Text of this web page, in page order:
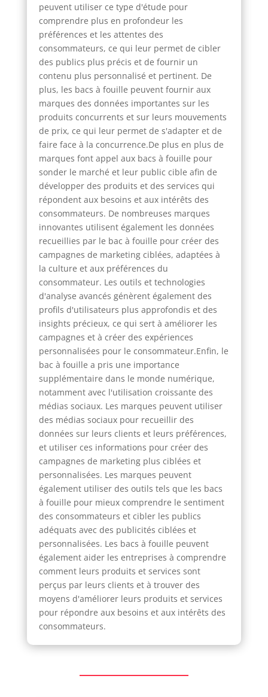
peuvent utiliser ce type d'étude pour
comprendre plus en profondeur les
préférences et les attentes des
consommateurs, ce qui leur permet de cibler
des publics plus précis et de fournir un
contenu plus personnalisé et pertinent. De
plus, les bacs à fouille peuvent fournir aux
marques des données importantes sur les
produits concurrents et sur leurs mouvements
de prix, ce qui leur permet de s'adapter et de
faire face à la concurrence.De plus en plus de
marques font appel aux bacs à fouille pour
sonder le marché et leur public cible afin de
développer des produits et des services qui
répondent aux besoins et aux intérêts des
consommateurs. De nombreuses marques
innovantes utilisent également les données
recueillies par le bac à fouille pour créer des
campagnes de marketing ciblées, adaptées à
la culture et aux préférences du
consommateur. Les outils et technologies
d'analyse avancés génèrent également des
profils d'utilisateurs plus approfondis et des
insights précieux, ce qui sert à améliorer les
campagnes et à créer des expériences
personnalisées pour le consommateur.Enfin, le
bac à fouille a pris une importance
supplémentaire dans le monde numérique,
notamment avec l'utilisation croissante des
médias sociaux. Les marques peuvent utiliser
des médias sociaux pour recueillir des
données sur leurs clients et leurs préférences,
et utiliser ces informations pour créer des
campagnes de marketing plus ciblées et
personnalisées. Les marques peuvent
également utiliser des outils tels que les bacs
à fouille pour mieux comprendre le sentiment
des consommateurs et cibler les publics
adéquats avec des publicités ciblées et
personnalisées. Les bacs à fouille peuvent
également aider les entreprises à comprendre
comment leurs produits et services sont
perçus par leurs clients et à trouver des
moyens d'améliorer leurs produits et services
pour répondre aux besoins et aux intérêts des
consommateurs.